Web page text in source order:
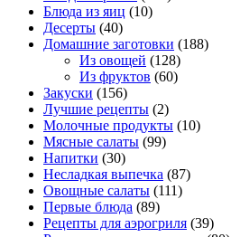
Блюда из яиц (10)
Десерты (40)
Домашние заготовки (188)
Из овощей (128)
Из фруктов (60)
Закуски (156)
Лучшие рецепты (2)
Молочные продукты (10)
Мясные салаты (99)
Напитки (30)
Несладкая выпечка (87)
Овощные салаты (111)
Первые блюда (89)
Рецепты для аэрогриля (39)